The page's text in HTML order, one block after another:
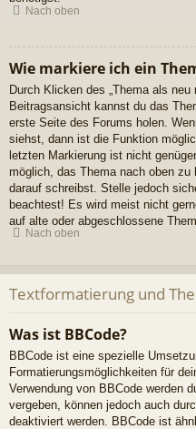
Nach oben
Wie markiere ich ein
Durch Klicken des „Thema als neu
Beitragsansicht kannst du das
erste Seite des Forums holen.
siehst, dann ist die Funktion
letzten Markierung ist nicht
möglich, das Thema nach oben
darauf schreibst. Stelle jedoch
beachtest! Es wird meist nicht
auf alte oder abgeschlossene
Nach oben
Textformatierung und
Was ist BBCode?
BBCode ist eine spezielle
Formatierungsmöglichkeiten für
Verwendung von BBCode werden
vergeben, können jedoch auch
deaktiviert werden. BBCode ist